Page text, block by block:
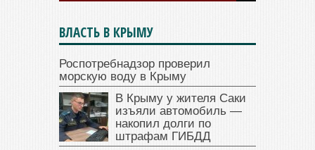
ВЛАСТЬ В КРЫМУ
Роспотребнадзор проверил
морскую воду в Крыму
В Крыму у жителя Саки
изъяли автомобиль —
накопил долги по
штрафам ГИБДД